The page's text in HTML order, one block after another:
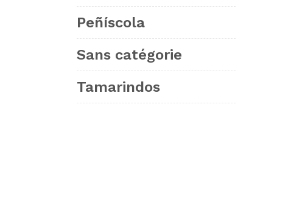
Peñíscola
Sans catégorie
Tamarindos